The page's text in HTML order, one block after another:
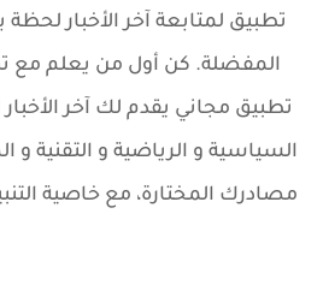
تطبيق لمتابعة آخر الأخبار
المفضلة. كن أول من يعلم مع
تطبيق مجاني يقدم لك آخر الأخبار
السياسية و الرياضية و التقنية و
مصادرك المختارة، مع خاصية